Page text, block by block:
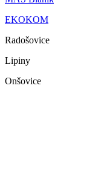
EKOKOM
Radošovice
Lipiny
Onšovice